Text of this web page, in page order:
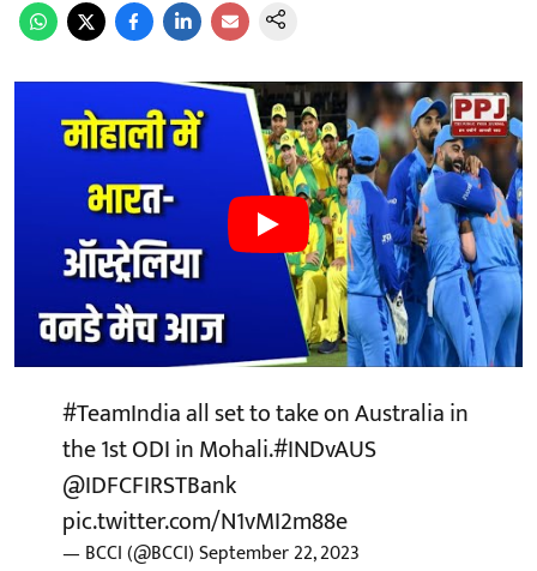
#TeamIndiaall set to take on Australia in
the 1st ODI in Mohali.#INDvAUS
@IDFCFIRSTBank
pic.twitter.com/N1vMI2m88e
— BCCI (@BCCI)September 22, 2023